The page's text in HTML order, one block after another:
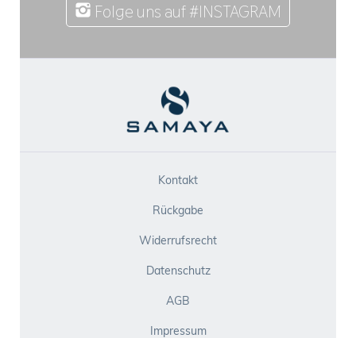
Folge uns auf #INSTAGRAM
Kontakt
Rückgabe
Widerrufsrecht
Datenschutz
AGB
Impressum